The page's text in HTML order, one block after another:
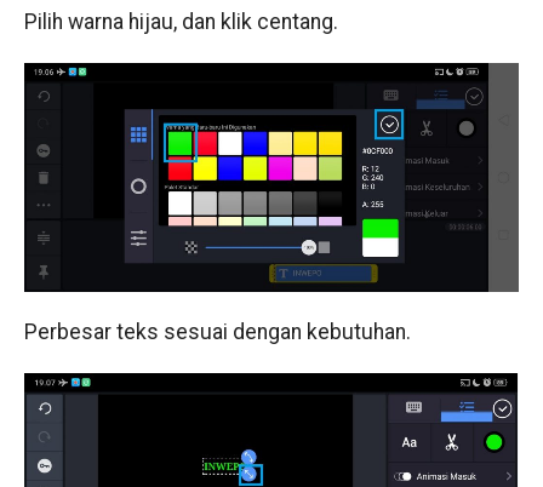
Pilih warna hijau, dan klik centang.
Perbesar teks sesuai dengan kebutuhan.